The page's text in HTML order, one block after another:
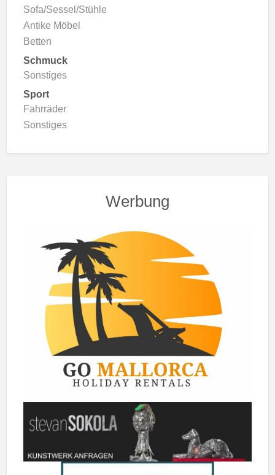
Sofa/Sessel/Stühle
Antike Möbel
Betten
Schmuck
Sonstiges
Sport
Fahrräder
Sonstiges
Werbung